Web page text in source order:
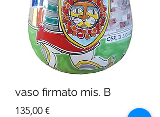
vaso firmato mis. B
135,00 €Prezzo